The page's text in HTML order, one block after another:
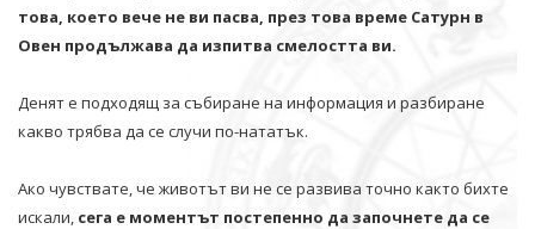
това, което вече не ви пасва, през това време Сатурн в
Овен продължава да изпитва смелостта ви.
Денят е подходящ за събиране на информация и разбиране
какво трябва да се случи по-нататък.
Ако чувствате, че животът ви не се развива точно както бихте
искали, сега е моментът постепенно да започнете да се